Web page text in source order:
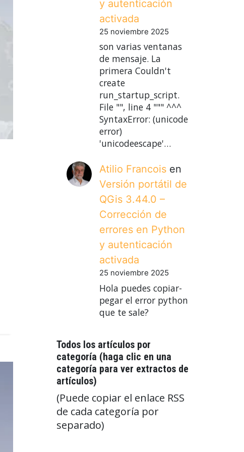
y autenticación
activada
25 noviembre 2025
son varias ventanas
de mensaje. La
primera Couldn't
create
run_startup_script.
File "", line 4 """ ^^^
SyntaxError: (unicode
error)
'unicodeescape'…
Atilio Francois en
Versión portátil de
QGis 3.44.0 –
Corrección de
errores en Python
y autenticación
activada
25 noviembre 2025
Hola puedes copiar-
pegar el error python
que te sale?
Todos los artículos por
categoría (haga clic en una
categoría para ver extractos de
artículos)
(Puede copiar el enlace RSS
de cada categoría por
separado)